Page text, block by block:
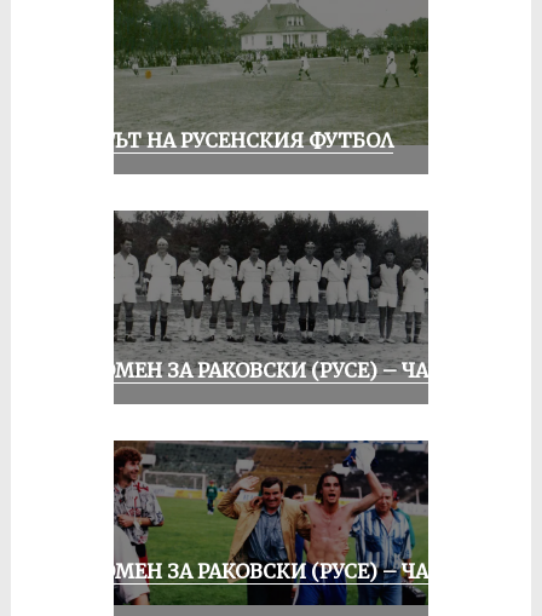
ВЕКЪТ НА РУСЕНСКИЯ ФУТБОЛ
СПОМЕН ЗА РАКОВСКИ (РУСЕ) – ЧАСТ I
СПОМЕН ЗА РАКОВСКИ (РУСЕ) – ЧАСТ